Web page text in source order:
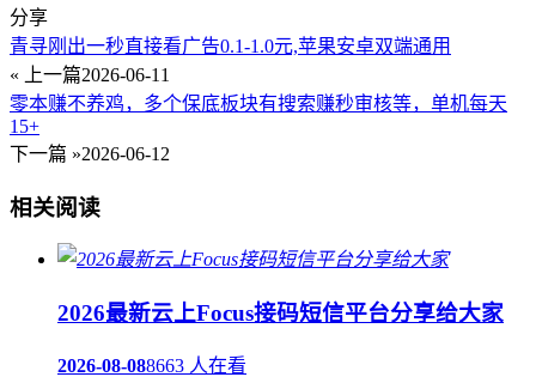
分享
青寻刚出一秒直接看广告0.1-1.0元,苹果安卓双端通用
« 上一篇2026-06-11
零本赚不养鸡，多个保底板块有搜索赚秒审核等，单机每天
15+
下一篇 »2026-06-12
相关阅读
2026最新云上Focus接码短信平台分享给大家
2026-08-088663 人在看